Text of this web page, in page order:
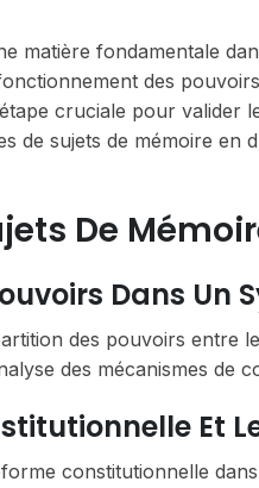
matière fondamentale
des
cruciale pour
de sujets de mémoire en
De
Dans Un
des pouvoirs entre
des mécanismes de
Et
constitutionnelle